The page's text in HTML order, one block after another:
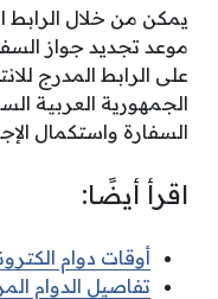
يمكن من خلال الرابط
موعد تجديد جواز
على الرابط المدرج
الجمهورية العربية
السفارة واستكمال
اقرأ أيضًا:
أوقات دوام
تفاصيل الدوام